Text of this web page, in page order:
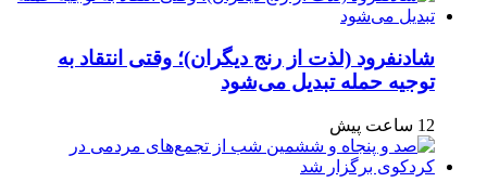
شادنفرود (لذت از رنج دیگران)؛ وقتی انتقاد به
توجیه حمله تبدیل می‌شود
12 ساعت پیش